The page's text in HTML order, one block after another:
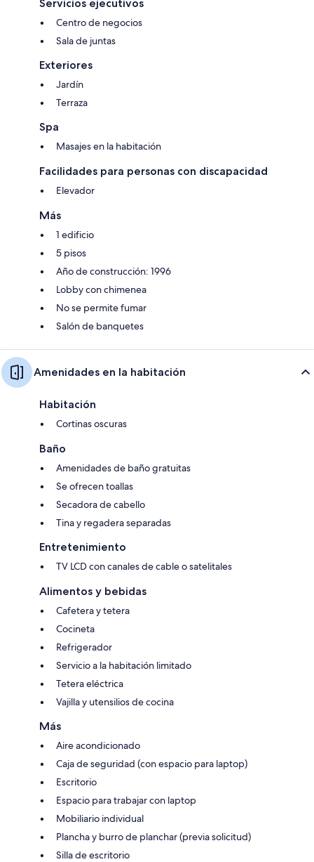
Servicios ejecutivos
Centro de negocios
Sala de juntas
Exteriores
Jardín
Terraza
Spa
Masajes en la habitación
Facilidades para personas con discapacidad
Elevador
Más
1 edificio
5 pisos
Año de construcción: 1996
Lobby con chimenea
No se permite fumar
Salón de banquetes
Amenidades en la habitación
Habitación
Cortinas oscuras
Baño
Amenidades de baño gratuitas
Se ofrecen toallas
Secadora de cabello
Tina y regadera separadas
Entretenimiento
TV LCD con canales de cable o satelitales
Alimentos y bebidas
Cafetera y tetera
Cocineta
Refrigerador
Servicio a la habitación limitado
Tetera eléctrica
Vajilla y utensilios de cocina
Más
Aire acondicionado
Caja de seguridad (con espacio para laptop)
Escritorio
Espacio para trabajar con laptop
Mobiliario individual
Plancha y burro de planchar (previa solicitud)
Silla de escritorio